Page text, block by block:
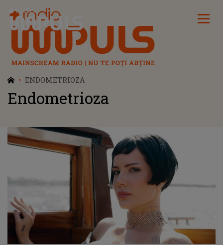
Radio Impuls
ENDOMETRIOZA
Endometrioza